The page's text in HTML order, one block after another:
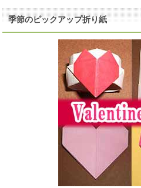
季節のピックアップ折り紙